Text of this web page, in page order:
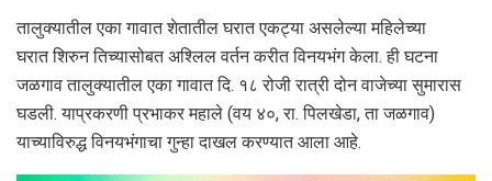
तालुक्यातील एका गावात शेतातील घरात एकट्या असलेल्या महिलेच्या
घरात शिरुन तिच्यासोबत अश्लिल वर्तन करीत विनयभंग केला. ही घटना
जळगाव तालुक्यातील एका गावात दि. १८ रोजी रात्री दोन वाजेच्या सुमारास
घडली. याप्रकरणी प्रभाकर महाले (वय ४०, रा. पिलखेडा, ता जळगाव)
याच्याविरुद्ध विनयभंगाचा गुन्हा दाखल करण्यात आला आहे.